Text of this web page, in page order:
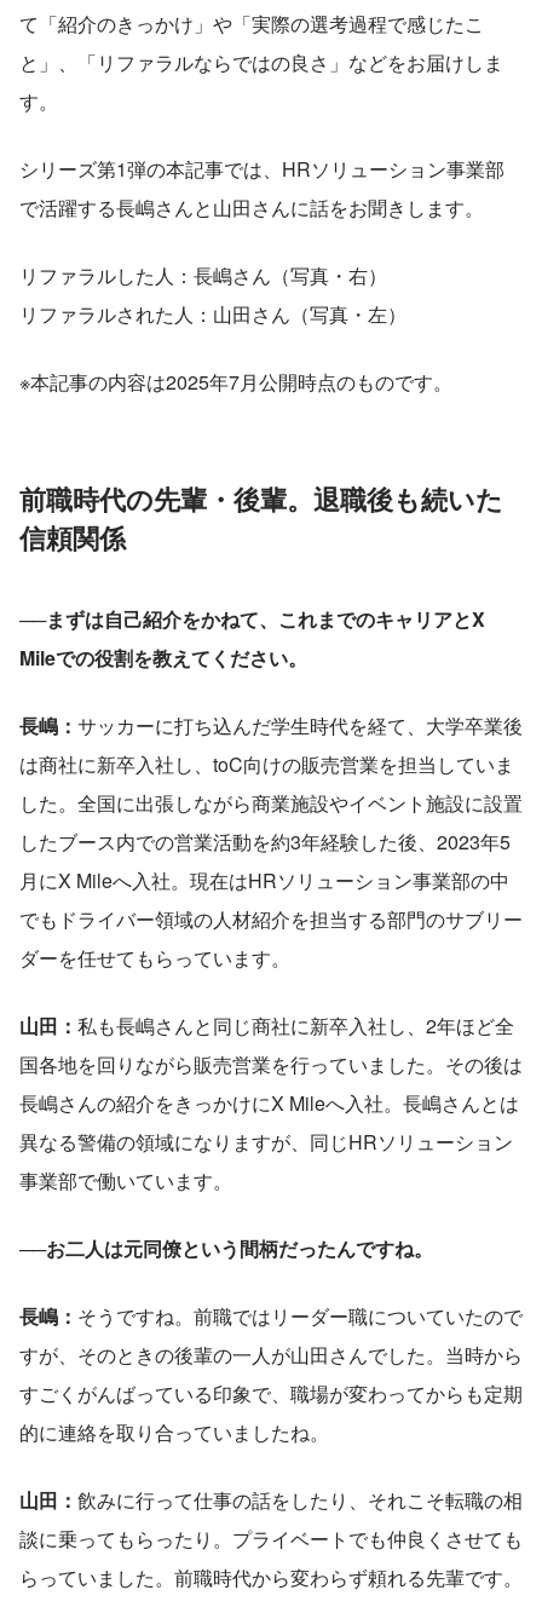
て「紹介のきっかけ」や「実際の選考過程で感じたこ
と」、「リファラルならではの良さ」などをお届けしま
す。
シリーズ第1弾の本記事では、HRソリューション事業部
で活躍する長嶋さんと山田さんに話をお聞きします。
リファラルした人：長嶋さん（写真・右）
リファラルされた人：山田さん（写真・左）
※本記事の内容は2025年7月公開時点のものです。
前職時代の先輩・後輩。退職後も続いた
信頼関係
──まずは自己紹介をかねて、これまでのキャリアとX
Mileでの役割を教えてください。
​​長嶋： サッカーに打ち込んだ学生時代を経て、大学卒業後
は商社に新卒入社し、toC向けの販売営業を担当していま
した。全国に出張しながら商業施設やイベント施設に設置
したブース内での営業活動を約3年経験した後、2023年5
月にX Mileへ入社。現在はHRソリューション事業部の中
でもドライバー領域の人材紹介を担当する部門のサブリー
ダーを任せてもらっています。
山田： 私も長嶋さんと同じ商社に新卒入社し、2年ほど全
国各地を回りながら販売営業を行っていました。その後は
長嶋さんの紹介をきっかけにX Mileへ入社。長嶋さんとは
異なる警備の領域になりますが、同じHRソリューション
事業部で働いています。
──お二人は元同僚という間柄だったんですね。
長嶋： そうですね。前職ではリーダー職についていたので
すが、そのときの後輩の一人が山田さんでした。当時から
すごくがんばっている印象で、職場が変わってからも定期
的に連絡を取り合っていましたね。
山田： 飲みに行って仕事の話をしたり、それこそ転職の相
談に乗ってもらったり。プライベートでも仲良くさせても
らっていました。前職時代から変わらず頼れる先輩です。